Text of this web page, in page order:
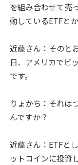
を組み合わせて売
動しているETFと
近藤さん：そのと
日、アメリカでビ
です。
りょかち：それ
んですか？
近藤さん：ETFと
ットコインに投資